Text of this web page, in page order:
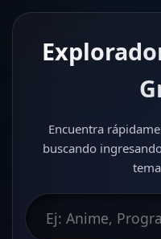
Encuentra
buscando